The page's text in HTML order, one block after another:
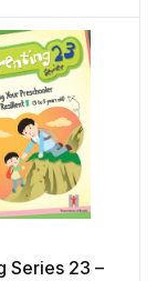
old)
Series 23 –